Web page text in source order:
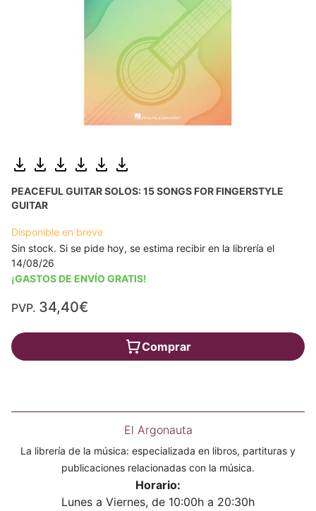
PEACEFUL GUITAR SOLOS: 15 SONGS FOR FINGERSTYLE
GUITAR
Disponible en breve
Sin stock. Si se pide hoy, se estima recibir en la librería el
14/08/26
¡GASTOS DE ENVÍO GRATIS!
PVP. 34,40€
Comprar
El Argonauta
La librería de la música: especializada en libros, partituras y
publicaciones relacionadas con la música.
Horario:
Lunes a Viernes, de 10:00h a 20:30h